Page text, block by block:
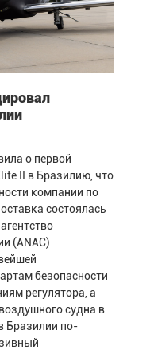
о первой
II в Бразилию, что
компании по
состоялась
(ANAC)
безопасности
регулятора, а
судна в
Бразилии по-